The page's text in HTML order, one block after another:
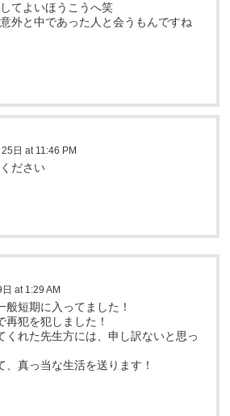
てよいほうこうへ笑
外と中であった人と会うもんですね
日 at 11:46 PM
ださい
at 1:29 AM
般短期に入ってました！
再犯を犯しました！
くれた先生方には、申し訳ないと思っ
、真っ当な生活を送ります！